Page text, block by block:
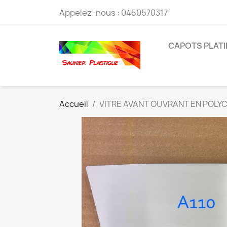
Appelez-nous : 0450570317
CAPOTS
Accueil VITRE AVANT OUVRANT EN